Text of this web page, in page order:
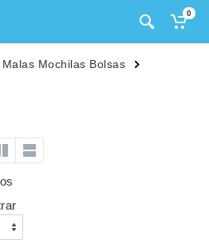
0
Malas Mochilas Bolsas